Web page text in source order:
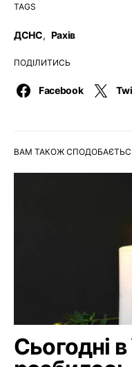
TAGS
ДСНС, Рахів
ПОДІЛИТИСЬ
Facebook
ВАМ ТАКОЖ
Сьогодні